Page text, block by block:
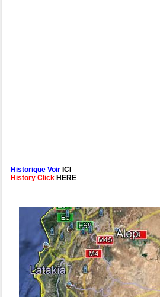
Historique Voir ICI
History Click HERE